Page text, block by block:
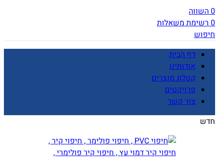
0השווה
0רשימת משאלות
חיפוש
דף הבית
אודותינו
קטלוג מוצרים
פרויקטים
צור קשר
חדש